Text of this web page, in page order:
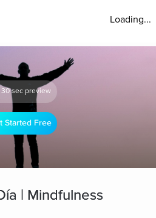
Loading...
30 sec preview
Started Free
| Mindfulness